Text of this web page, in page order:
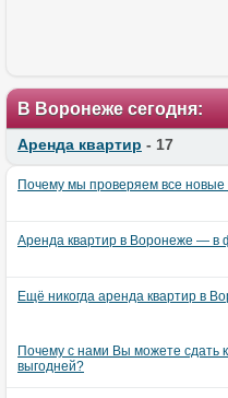
В Воронеже сегодня:
Аренда квартир - 17
Почему мы проверяем все
Аренда квартир в Воронеже — в
Ещё никогда аренда квартир в
Почему с нами Вы можете сдать
выгодней?